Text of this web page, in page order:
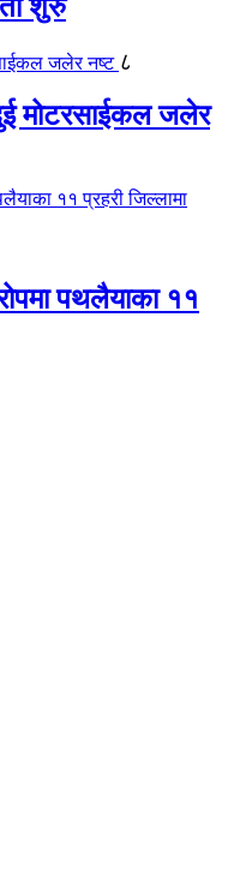
शुरु
८
मोटरसाईकल जलेर
पथलैयाका ११